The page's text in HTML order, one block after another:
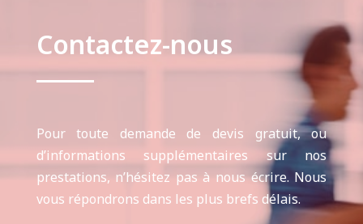
Contactez-nous
Pour toute demande de devis gratuit, ou
d’informations supplémentaires sur nos
prestations, n’hésitez pas à nous écrire. Nous
vous répondrons dans les plus brefs délais.